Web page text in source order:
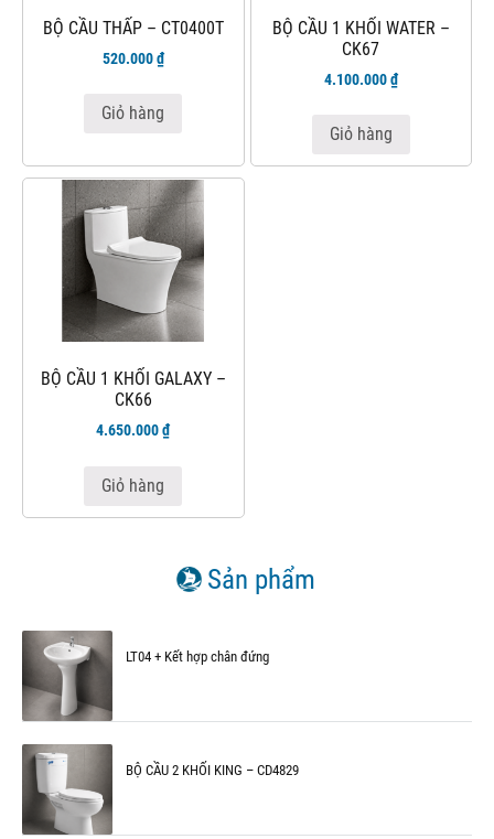
BỘ CẦU THẤP – CT0400T
520.000₫
Giỏ hàng
BỘ CẦU 1 KHỐI WATER –
CK67
4.100.000₫
Giỏ hàng
BỘ CẦU 1 KHỐI GALAXY –
CK66
4.650.000₫
Giỏ hàng
Sản phẩm
LT04 + Kết hợp chân đứng
BỘ CẦU 2 KHỐI KING – CD4829